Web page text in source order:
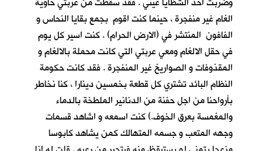
الغام غير منفجرة ، حينما كنت اقوم بجمع بقايا النحاس و
الفافون المنتشر في (الارض الحرام) . كنت اسير كل يوم
في حقل الالغام ومعي عربتي التي كانت محملة بالالغام و
المقذوفات و الصواريخ غير المنفجرة . فقد كانت حكومة
النظام البائد تشتري كل قطعة بخمسين دينارا ، كنا نخاطر
بأرواحنا من اجل حفنة من الدنانير الملطخة بالدماء
والمغمسة بعرق الخوف.) كنت اسمعه و اشاهد قسمات
وجهه المتعب و جسمه المتهالك كمن يشاهد كابوسا